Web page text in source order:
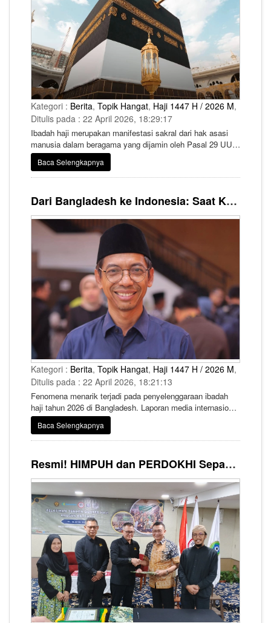
Kategori : Berita, Topik Hangat, Haji 1447 H / 2026 M,
Ditulis pada : 22 April 2026, 18:29:17
Ibadah haji merupakan manifestasi sakral dari hak asasi
manusia dalam beragama yang dijamin oleh Pasal 29 UUD
1945 dan instrumen internasional, Deklarasi Universal Hak
Asasi Manusia. Namun praktiknya ibadah ini
bersinggungan dengan kompleksitas regulasi transnasional
Baca Selengkapnya
Dari Bangladesh ke Indonesia: Saat Kuota Haji Tidak Lagi Jadi Masalah, Tapi Tiket yang Diperebutkan
Kategori : Berita, Topik Hangat, Haji 1447 H / 2026 M,
Ditulis pada : 22 April 2026, 18:21:13
Fenomena menarik terjadi pada penyelenggaraan ibadah
haji tahun 2026 di Bangladesh. Laporan media internasional
mengungkap bahwa negara tersebut mengalami kesulitan
dalam mengisi kuota haji yang telah diberikan oleh
Pemerintah Arab Saudi.
Baca Selengkapnya
Resmi! HIMPUH dan PERDOKHI Sepakat Kerja Bareng Perkuat Layanan Kesehatan Jemaah Haji Umrah